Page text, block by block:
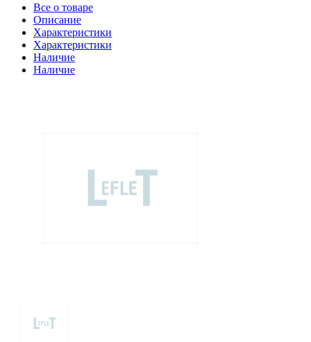
Все о товаре
Описание
Характеристики
Характеристики
Наличие
Наличие